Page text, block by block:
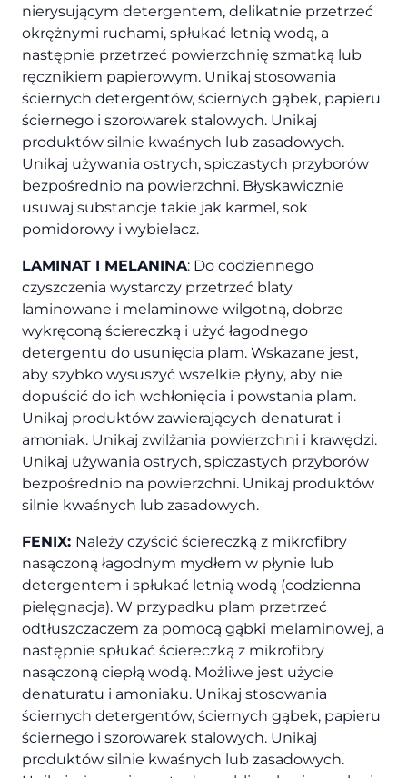
nierysującym detergentem, delikatnie przetrzeć
okrężnymi ruchami, spłukać letnią wodą, a
następnie przetrzeć powierzchnię szmatką lub
ręcznikiem papierowym. Unikaj stosowania
ściernych detergentów, ściernych gąbek, papieru
ściernego i szorowarek stalowych. Unikaj
produktów silnie kwaśnych lub zasadowych.
Unikaj używania ostrych, spiczastych przyborów
bezpośrednio na powierzchni. Błyskawicznie
usuwaj substancje takie jak karmel, sok
pomidorowy i wybielacz.
LAMINAT I MELANINA: Do codziennego
czyszczenia wystarczy przetrzeć blaty
laminowane i melaminowe wilgotną, dobrze
wykręconą ściereczką i użyć łagodnego
detergentu do usunięcia plam. Wskazane jest,
aby szybko wysuszyć wszelkie płyny, aby nie
dopuścić do ich wchłonięcia i powstania plam.
Unikaj produktów zawierających denaturat i
amoniak. Unikaj zwilżania powierzchni i krawędzi.
Unikaj używania ostrych, spiczastych przyborów
bezpośrednio na powierzchni. Unikaj produktów
silnie kwaśnych lub zasadowych.
FENIX: Należy czyścić ściereczką z mikrofibry
nasączoną łagodnym mydłem w płynie lub
detergentem i spłukać letnią wodą (codzienna
pielęgnacja). W przypadku plam przetrzeć
odtłuszczaczem za pomocą gąbki melaminowej, a
następnie spłukać ściereczką z mikrofibry
nasączoną ciepłą wodą. Możliwe jest użycie
denaturatu i amoniaku. Unikaj stosowania
ściernych detergentów, ściernych gąbek, papieru
ściernego i szorowarek stalowych. Unikaj
produktów silnie kwaśnych lub zasadowych.